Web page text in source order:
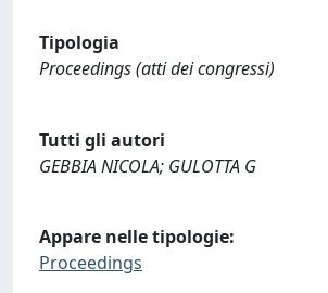
Tipologia
Proceedings (atti dei congressi)
Tutti gli autori
GEBBIA NICOLA; GULOTTA G
Appare nelle tipologie:
Proceedings